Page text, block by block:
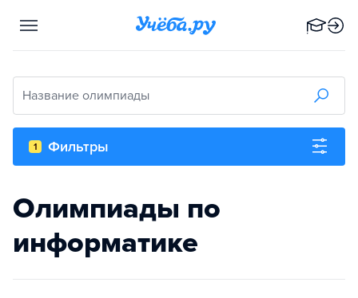
Название олимпиады
1 Фильтры
Олимпиады по
информатике